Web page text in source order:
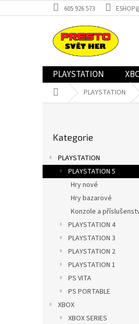
na
605 926 573
PLAYSTATION
Domů PLAYSTATION
a
n
kategorie
Kategorie
PLAYSTATION
PLAYSTATION 5
Hry nové
Hry bazarové
Konzole a
PLAYSTATION 4
PLAYSTATION 3
PLAYSTATION 2
PLAYSTATION 1
PS VITA
PS PORTABLE
XBOX
XBOX SERIES